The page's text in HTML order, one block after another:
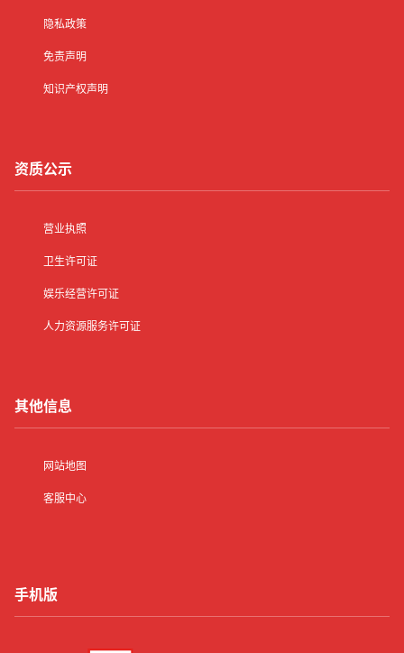
隐私政策
免责声明
知识产权声明
资质公示
营业执照
卫生许可证
娱乐经营许可证
人力资源服务许可证
其他信息
网站地图
客服中心
手机版